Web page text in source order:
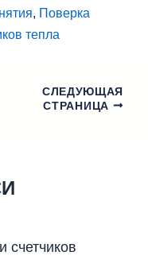
, Поверка
тепла
СЛЕДУЮЩАЯ
СТРАНИЦА
счетчиков